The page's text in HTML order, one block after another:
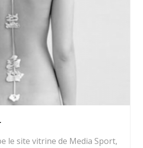
le site vitrine de Media Sport,